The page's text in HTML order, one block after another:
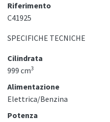
Riferimento
C41925
SPECIFICHE TECNICHE
Cilindrata
999 cm3
Alimentazione
Elettrica/Benzina
Potenza